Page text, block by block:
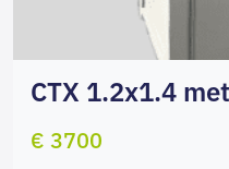
CTX 1.2x1.4
€ 3700